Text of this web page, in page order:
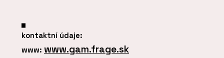
kontaktní údaje:
www: www.gam.frage.sk